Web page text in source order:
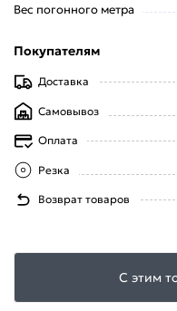
Вес погонного метра
Покупателям
Доставка
Самовывоз
Оплата
Резка
Возврат товаров
С этим